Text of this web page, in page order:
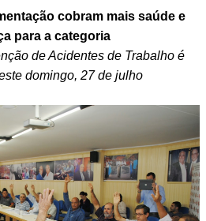
cobram mais saúde e
para a categoria
de Acidentes de Trabalho é
domingo, 27 de julho